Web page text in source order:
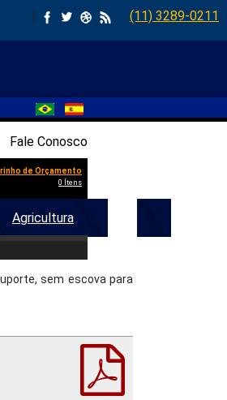
| (11) 3289-0211
Fale Conosco
de Orçamento
0 Ítens
Agricultura
sem escova para